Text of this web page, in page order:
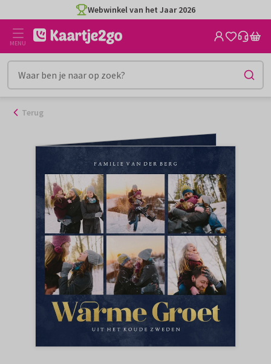
naar
inhoud
Webwinkel van het Jaar 2026
MENU
Terug